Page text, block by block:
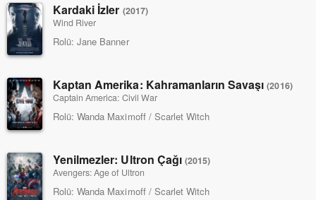
Kardaki İzler (2017)
Wind River
Rolü: Jane Banner
Kaptan Amerika: Kahramanların Savaşı(2016)
Captain America: Civil War
Rolü: Wanda Maximoff / Scarlet Witch
Yenilmezler: Ultron Çağı (2015)
Avengers: Age of Ultron
Rolü: Wanda Maximoff / Scarlet Witch